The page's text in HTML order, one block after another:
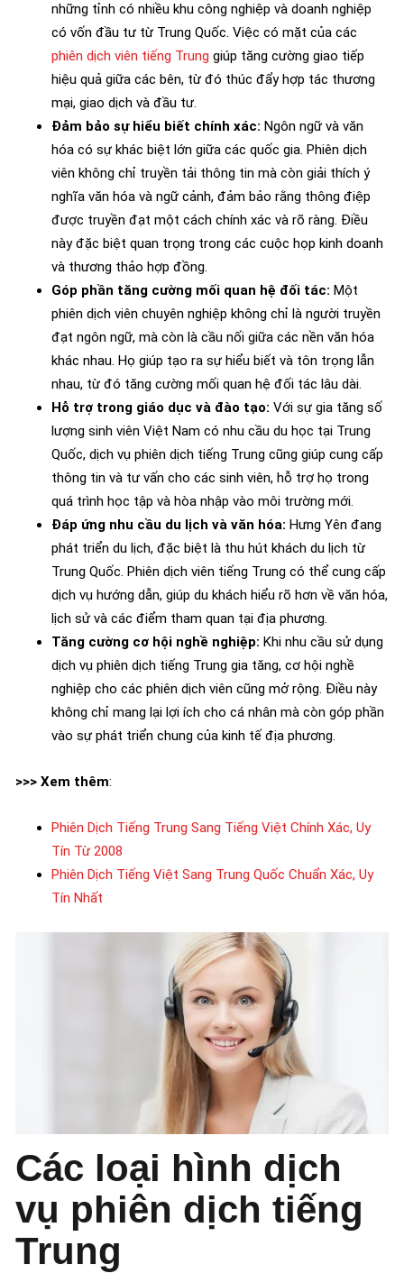
những tỉnh có nhiều khu công nghiệp và doanh nghiệp
có vốn đầu tư từ Trung Quốc. Việc có mặt của các
phiên dịch viên tiếng Trung giúp tăng cường giao tiếp
hiệu quả giữa các bên, từ đó thúc đẩy hợp tác thương
mại, giao dịch và đầu tư.
Đảm bảo sự hiểu biết chính xác: Ngôn ngữ và văn
hóa có sự khác biệt lớn giữa các quốc gia. Phiên dịch
viên không chỉ truyền tải thông tin mà còn giải thích ý
nghĩa văn hóa và ngữ cảnh, đảm bảo rằng thông điệp
được truyền đạt một cách chính xác và rõ ràng. Điều
này đặc biệt quan trọng trong các cuộc họp kinh doanh
và thương thảo hợp đồng.
Góp phần tăng cường mối quan hệ đối tác: Một
phiên dịch viên chuyên nghiệp không chỉ là người truyền
đạt ngôn ngữ, mà còn là cầu nối giữa các nền văn hóa
khác nhau. Họ giúp tạo ra sự hiểu biết và tôn trọng lẫn
nhau, từ đó tăng cường mối quan hệ đối tác lâu dài.
Hỗ trợ trong giáo dục và đào tạo: Với sự gia tăng số
lượng sinh viên Việt Nam có nhu cầu du học tại Trung
Quốc, dịch vụ phiên dịch tiếng Trung cũng giúp cung cấp
thông tin và tư vấn cho các sinh viên, hỗ trợ họ trong
quá trình học tập và hòa nhập vào môi trường mới.
Đáp ứng nhu cầu du lịch và văn hóa: Hưng Yên đang
phát triển du lịch, đặc biệt là thu hút khách du lịch từ
Trung Quốc. Phiên dịch viên tiếng Trung có thể cung cấp
dịch vụ hướng dẫn, giúp du khách hiểu rõ hơn về văn hóa,
lịch sử và các điểm tham quan tại địa phương.
Tăng cường cơ hội nghề nghiệp: Khi nhu cầu sử dụng
dịch vụ phiên dịch tiếng Trung gia tăng, cơ hội nghề
nghiệp cho các phiên dịch viên cũng mở rộng. Điều này
không chỉ mang lại lợi ích cho cá nhân mà còn góp phần
vào sự phát triển chung của kinh tế địa phương.
>>> Xem thêm:
Phiên Dịch Tiếng Trung Sang Tiếng Việt Chính Xác, Uy
Tín Từ 2008
Phiên Dịch Tiếng Việt Sang Trung Quốc Chuẩn Xác, Uy
Tín Nhất
Các loại hình dịch
vụ phiên dịch tiếng
Trung